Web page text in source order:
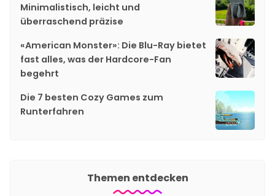
Minimalistisch, leicht und
überraschend präzise
«American Monster»: Die Blu-Ray bietet
fast alles, was der Hardcore-Fan
begehrt
Die 7 besten Cozy Games zum
Runterfahren
Themen entdecken